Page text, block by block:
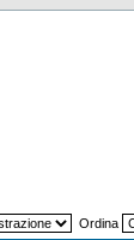
Ordina